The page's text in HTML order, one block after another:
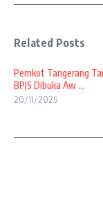
Related Posts
Pemkot Tangerang
BPJS Dibuka Aw ...
20/11/2025